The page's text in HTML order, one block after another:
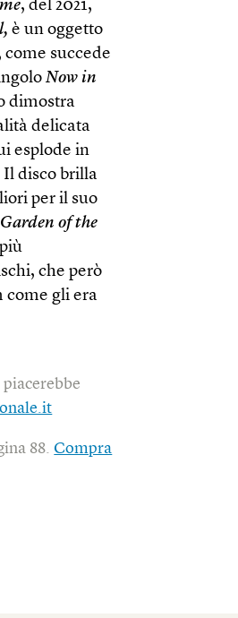
, del 2021,
è un oggetto
come succede
Now in
dimostra
delicata
esplode in
Il disco brilla
per il suo
Garden of the
che però
come gli era
88.Compra